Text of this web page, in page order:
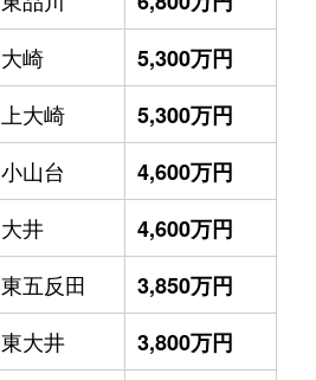
大崎
5,300万円
上大崎
5,300万円
小山台
4,600万円
大井
4,600万円
東五反田
3,850万円
東大井
3,800万円